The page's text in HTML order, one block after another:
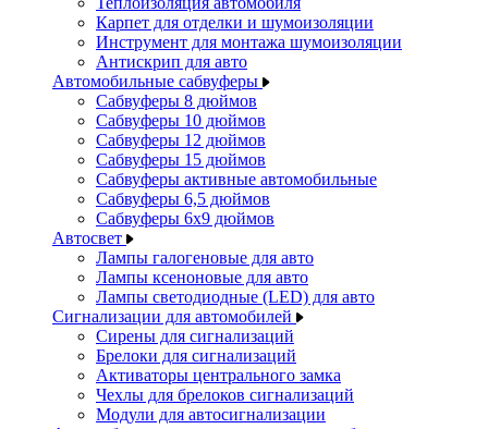
Карпет для отделки и шумоизоляции
Инструмент для монтажа шумоизоляции
Антискрип для авто
Автомобильные сабвуферы
Сабвуферы 8 дюймов
Сабвуферы 10 дюймов
Сабвуферы 12 дюймов
Сабвуферы 15 дюймов
Сабвуферы активные автомобильные
Сабвуферы 6,5 дюймов
Сабвуферы 6x9 дюймов
Автосвет
Лампы галогеновые для авто
Лампы ксеноновые для авто
Лампы светодиодные (LED) для авто
Сигнализации для автомобилей
Сирены для сигнализаций
Брелоки для сигнализаций
Активаторы центрального замка
Чехлы для брелоков сигнализаций
Модули для автосигнализации